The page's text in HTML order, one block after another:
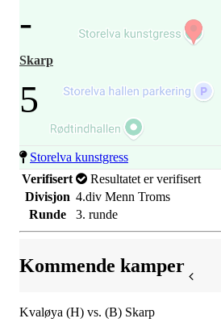
-
Skarp
5
Storelva kunstgress
Verifisert
Resultatet er verifisert
Divisjon 4.div Menn Troms
Runde
3. runde
Kommende kamper
Kvaløya (H) vs. (B) Skarp